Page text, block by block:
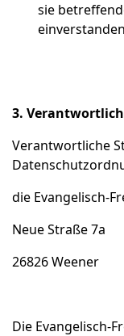
sie
3.
Verantwortliche
die Evangelisch-
Neue Straße 7a
26826 Weener
Die Evangelisch-